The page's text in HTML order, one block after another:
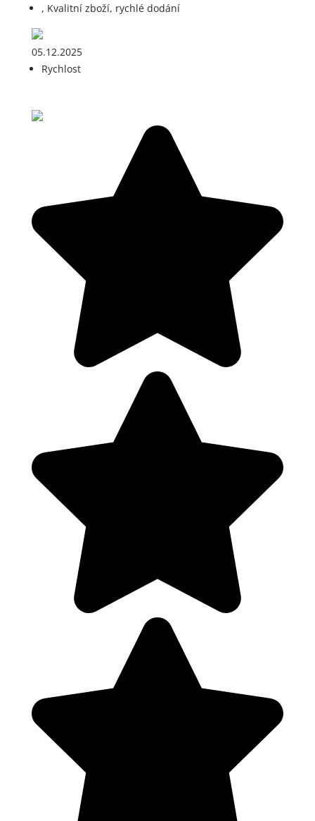
, Kvalitní zboží, rychlé dodání
05.12.2025
Rychlost